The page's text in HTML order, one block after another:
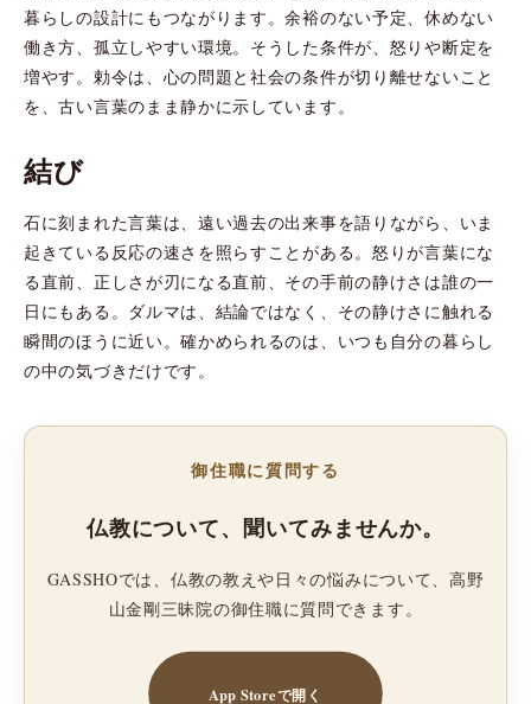
暮らしの設計にもつながります。余裕のない予定、休めない
働き方、孤立しやすい環境。そうした条件が、怒りや断定を
増やす。勅令は、心の問題と社会の条件が切り離せないこと
を、古い言葉のまま静かに示しています。
結び
石に刻まれた言葉は、遠い過去の出来事を語りながら、いま
起きている反応の速さを照らすことがある。怒りが言葉にな
る直前、正しさが刃になる直前、その手前の静けさは誰の一
日にもある。ダルマは、結論ではなく、その静けさに触れる
瞬間のほうに近い。確かめられるのは、いつも自分の暮らし
の中の気づきだけです。
御住職に質問する
仏教について、聞いてみませんか。
GASSHOでは、仏教の教えや日々の悩みについて、高野
山金剛三昧院の御住職に質問できます。
App Storeで開く